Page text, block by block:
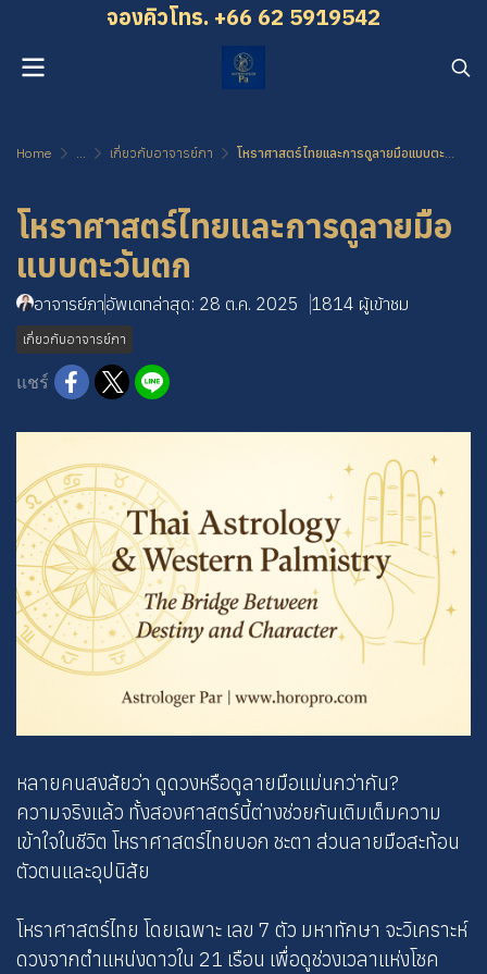
จองคิว โทร. +66 62 5919542
Home ... เกี่ยวกับอาจารย์ภา โหราศาสตร์ไทยและการดูลายมือแบบตะวันตก
โหราศาสตร์ไทยและการดูลายมือ
แบบตะวันตก
อาจารย์ภาอัพเดทล่าสุด: 28 ต.ค. 2025 1814 ผู้เข้าชม
เกี่ยวกับอาจารย์ภา
แชร์
หลายคนสงสัยว่า ดูดวงหรือดูลายมือแม่นกว่ากัน?
ความจริงแล้ว ทั้งสองศาสตร์นี้ต่างช่วยกันเติมเต็มความ
เข้าใจในชีวิต โหราศาสตร์ไทยบอก ชะตา ส่วนลายมือสะท้อน
ตัวตนและอุปนิสัย
โหราศาสตร์ไทย โดยเฉพาะ เลข 7 ตัว มหาทักษา จะวิเคราะห์
ดวงจากตำแหน่งดาวใน 21 เรือน เพื่อดูช่วงเวลาแห่งโชค